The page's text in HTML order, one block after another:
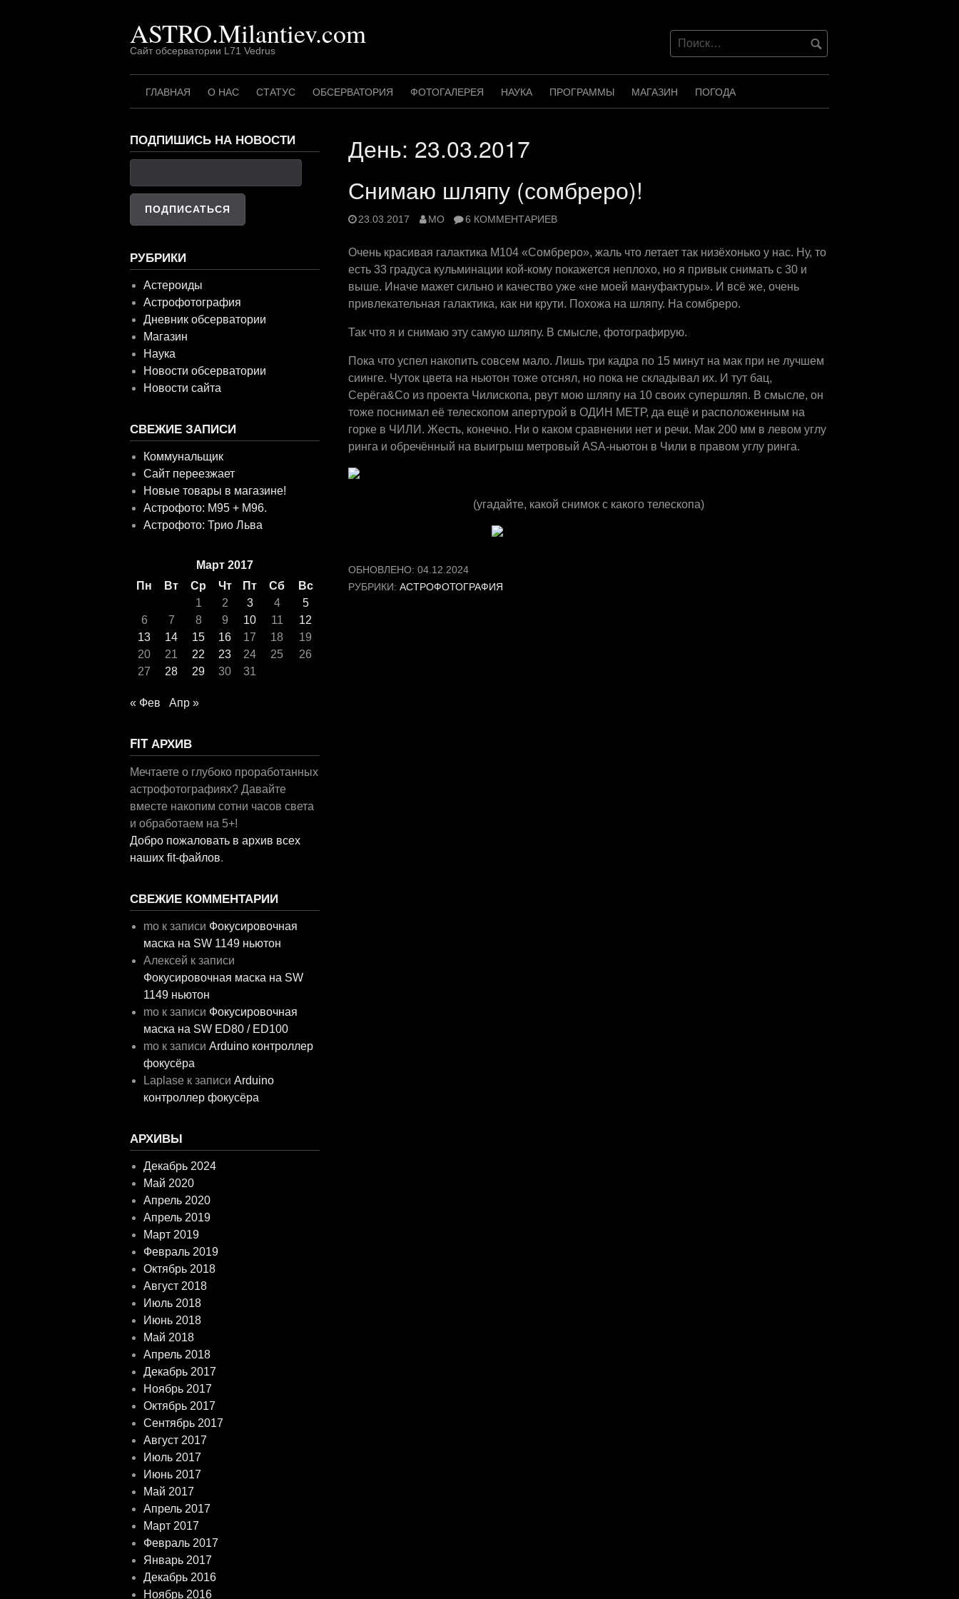
ASTRO.Milantiev.com
Сайт обсерватории L71 Vedrus
ГЛАВНАЯ О НАС СТАТУС ОБСЕРВАТОРИЯ ФОТОГАЛЕРЕЯ НАУКА ПРОГРАММЫ МАГАЗИН ПОГОДА
День: 23.03.2017
Снимаю шляпу (сомбреро)!
23.03.2017 MO 6 КОММЕНТАРИЕВ
Очень красивая галактика М104 «Сомбреро», жаль что летает так низёхонько у нас. Ну, то
есть 33 градуса кульминации кой-кому покажется неплохо, но я привык снимать с 30 и
выше. Иначе мажет сильно и качество уже «не моей мануфактуры». И всё же, очень
привлекательная галактика, как ни крути. Похожа на шляпу. На сомбреро.
Так что я и снимаю эту самую шляпу. В смысле, фотографирую.
Пока что успел накопить совсем мало. Лишь три кадра по 15 минут на мак при не лучшем
сиинге. Чуток цвета на ньютон тоже отснял, но пока не складывал их. И тут бац,
Серёга&Co из проекта Чилископа, рвут мою шляпу на 10 своих супершляп. В смысле, он
тоже поснимал её телескопом апертурой в ОДИН МЕТР, да ещё и расположенным на
горке в ЧИЛИ. Жесть, конечно. Ни о каком сравнении нет и речи. Мак 200 мм в левом углу
ринга и обречённый на выигрыш метровый ASA-ньютон в Чили в правом углу ринга.
(угадайте, какой снимок с какого телескопа)
ОБНОВЛЕНО: 04.12.2024
РУБРИКИ: АСТРОФОТОГРАФИЯ
ПОДПИШИСЬ НА НОВОСТИ
РУБРИКИ
Астероиды
Астрофотография
Дневник обсерватории
Магазин
Наука
Новости обсерватории
Новости сайта
СВЕЖИЕ ЗАПИСИ
Коммунальщик
Сайт переезжает
Новые товары в магазине!
Астрофото: M95 + M96.
Астрофото: Трио Льва
Март 2017
Пн
Вт Ср Чт Пт Сб
Вс
1
2 3 4
5
6
7 8 9 10 11
12
13
14 15 16 17 18
19
20
21 22 23 24 25
26
27
28 29 30 31
« Фев Апр »
FIT АРХИВ
Мечтаете о глубоко проработанных
астрофотографиях? Давайте
вместе накопим сотни часов света
и обработаем на 5+!
Добро пожаловать в архив всех
наших fit-файлов.
СВЕЖИЕ КОММЕНТАРИИ
mo к записи Фокусировочная
маска на SW 1149 ньютон
Алексей к записи
Фокусировочная маска на SW
1149 ньютон
mo к записи Фокусировочная
маска на SW ED80 / ED100
mo к записиArduino контроллер
фокусёра
Laplase к записиArduino
контроллер фокусёра
АРХИВЫ
Декабрь 2024
Май 2020
Апрель 2020
Апрель 2019
Март 2019
Февраль 2019
Октябрь 2018
Август 2018
Июль 2018
Июнь 2018
Май 2018
Апрель 2018
Декабрь 2017
Ноябрь 2017
Октябрь 2017
Сентябрь 2017
Август 2017
Июль 2017
Июнь 2017
Май 2017
Апрель 2017
Март 2017
Февраль 2017
Январь 2017
Декабрь 2016
Ноябрь 2016